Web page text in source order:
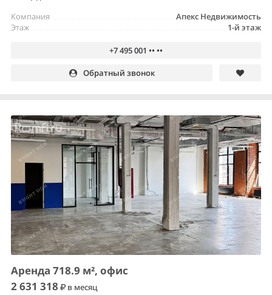
Апекс Недвижимость
Компания
1-й этаж
Этаж
+7 495 001 •• ••
Обратный звонок
Аренда 718.9 м², офис
2 631 318
в месяц